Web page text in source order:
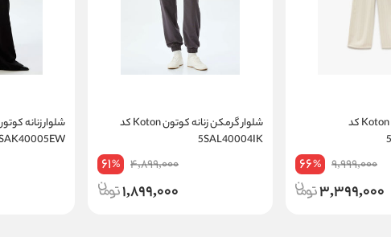
شلوار زنانه کوتون Koton کد
9,999,000
66%
3,399,000
شلوار گرمکن زنانه کوتون Koton کد
5SAL40004IK
4,899,000
61%
1,899,000